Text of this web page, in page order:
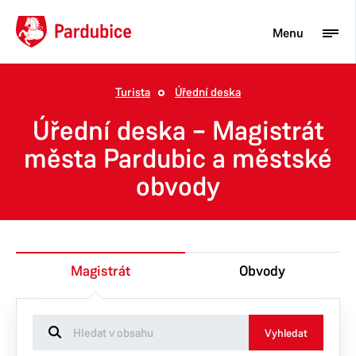
Turista
Aktuality
Občan
Turista Úřední deska
Úřední deska – Magistrát
města Pardubic a městské
obvody
Magistrát Obvody
Vyhledat
Menu